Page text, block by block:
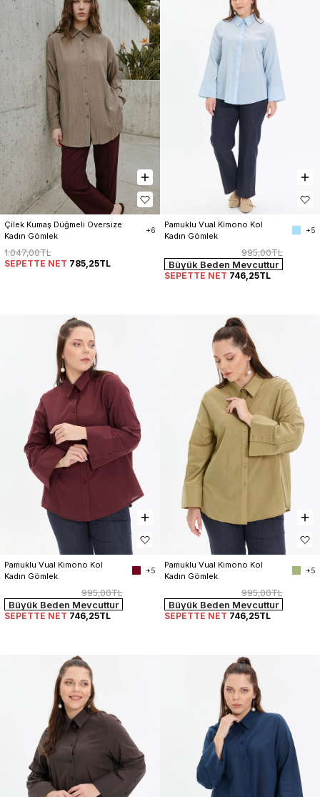
Çilek Kumaş Düğmeli Oversize
Kadın Gömlek
+6
1.047,00TL
SEPETTE NET 785,25TL
Pamuklu Vual Kimono Kol
Kadın Gömlek
+5
995,00TL
Büyük Beden Mevcuttur
SEPETTE NET 746,25TL
Pamuklu Vual Kimono Kol
Kadın Gömlek
+5
995,00TL
Büyük Beden Mevcuttur
SEPETTE NET 746,25TL
Pamuklu Vual Kimono Kol
Kadın Gömlek
+5
995,00TL
Büyük Beden Mevcuttur
SEPETTE NET 746,25TL